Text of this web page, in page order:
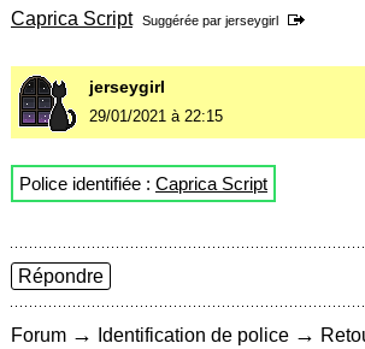
Caprica Script Suggérée par jerseygirl
jerseygirl
29/01/2021 à 22:15
Police identifiée : Caprica Script
Répondre
Forum → Identification de police →